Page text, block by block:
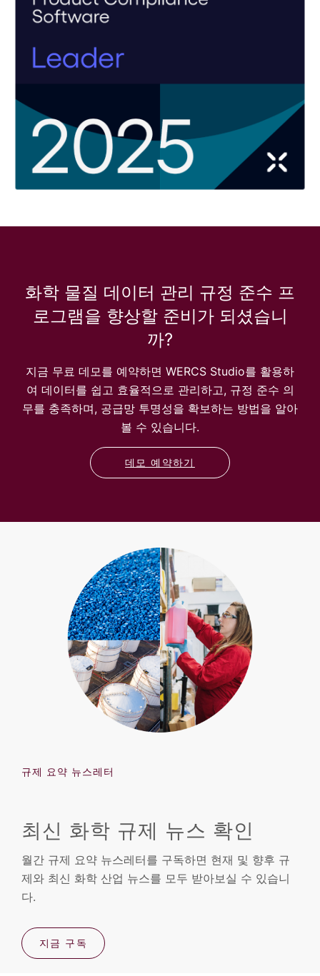
화학 물질 데이터 관리 규정 준수 프
로그램을 향상할 준비가 되셨습니
까?
지금 무료 데모를 예약하면 WERCS Studio를 활용하
여 데이터를 쉽고 효율적으로 관리하고, 규정 준수 의
무를 충족하며, 공급망 투명성을 확보하는 방법을 알아
볼 수 있습니다.
데모 예약하기
규제 요약 뉴스레터
최신 화학 규제 뉴스 확인
월간 규제 요약 뉴스레터를 구독하면 현재 및 향후 규
제와 최신 화학 산업 뉴스를 모두 받아보실 수 있습니
다.
지금 구독